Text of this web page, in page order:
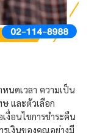
หนดเวลา ความเป็น
ษ และตัวเลือก
งื่อนไขการชำระคืน
รเงินของคุณอย่างมี